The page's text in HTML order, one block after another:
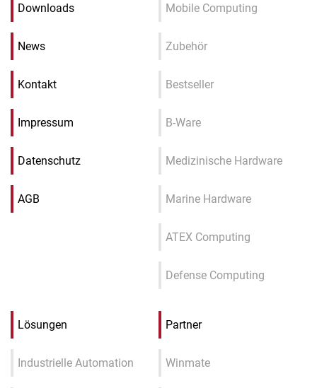
Downloads
News
Kontakt
Impressum
Datenschutz
AGB
Mobile Computing
Zubehör
Bestseller
B-Ware
Medizinische Hardware
Marine Hardware
ATEX Computing
Defense Computing
Lösungen
Industrielle Automation
Partner
Winmate